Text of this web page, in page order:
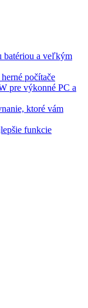
batériou a veľkým
počítače
pre výkonné PC a
ktoré vám
funkcie